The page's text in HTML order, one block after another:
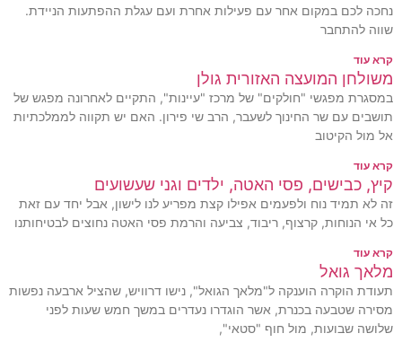
נחכה לכם במקום אחר עם פעילות אחרת ועם עגלת ההפתעות הניידת.
שווה להתחבר
קרא עוד
משולחן המועצה האזורית גולן
במסגרת מפגשי "חולקים" של מרכז "עיינות", התקיים לאחרונה מפגש של
תושבים עם שר החינוך לשעבר, הרב שי פירון. האם יש תקווה לממלכתיות
אל מול הקיטוב
קרא עוד
קיץ, כבישים, פסי האטה, ילדים וגני שעשועים
זה לא תמיד נוח ולפעמים אפילו קצת מפריע לנו לישון, אבל יחד עם זאת
כל אי הנוחות, קרצוף, ריבוד, צביעה והרמת פסי האטה נחוצים לבטיחותנו
קרא עוד
מלאך גואל
תעודת הוקרה הוענקה ל"מלאך הגואל", נישו דרוויש, שהציל ארבעה נפשות
מסירה שטבעה בכנרת, אשר הוגדרו נעדרים במשך חמש שעות לפני
שלושה שבועות, מול חוף "סטאי",